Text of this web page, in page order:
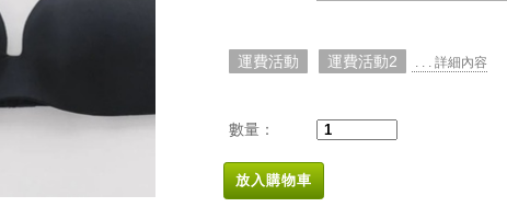
運費活動 運費活動2 . . . 詳細內容
數量：
放入購物車